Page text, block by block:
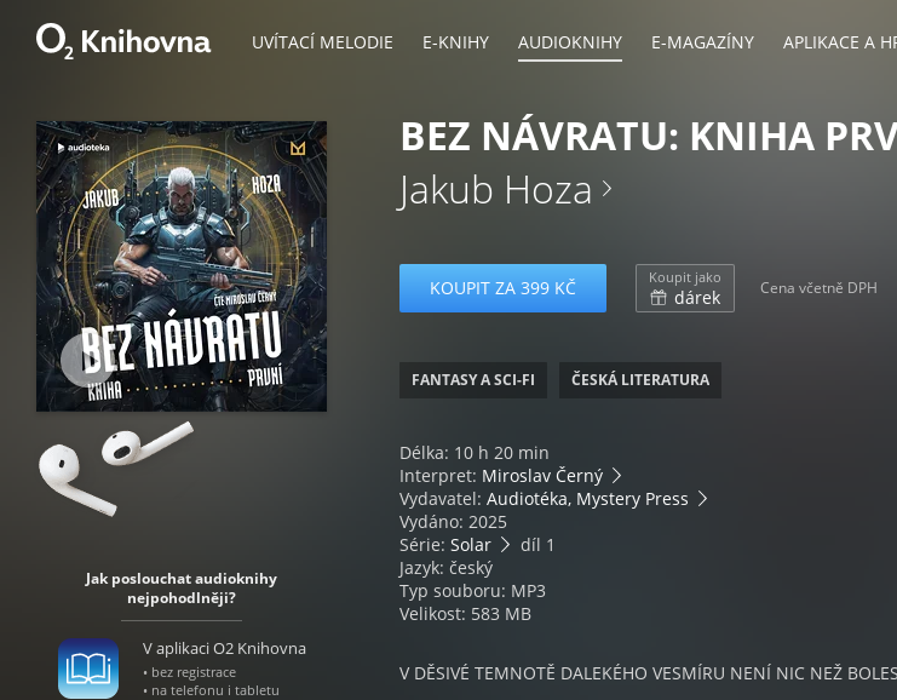
UVÍTACÍ MELODIE E-KNIHY AUDIOKNIHY E-MAGAZÍNY APLIKACE A
Jak poslouchat audioknihy
nejpohodlněji?
V aplikaci O2 Knihovna
• bez registrace
• na telefonu i tabletu
BEZ NÁVRATU: KNIHA
Jakub Hoza
KOUPIT ZA 399 KČ Koupit jako
dárek Cena včetně DPH
FANTASY A SCI-FI ČESKÁ LITERATURA
Délka: 10 h 20 min
Interpret: Miroslav Černý
Vydavatel: Audiotéka, Mystery Press
Vydáno: 2025
Série: Solar
díl 1
Jazyk: český
Typ souboru: MP3
Velikost: 583 MB
V DĚSIVÉ TEMNOTĚ DALEKÉHO VESMÍRU NENÍ NIC NEŽ